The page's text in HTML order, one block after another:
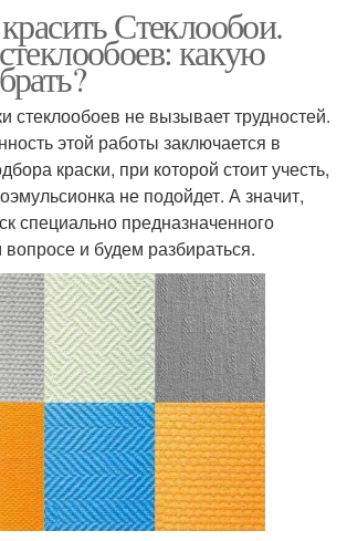
Стеклообои.
какую
стеклообоев не вызывает трудностей.
этой работы заключается в
краски, при которой стоит учесть,
не подойдет. А значит,
специально предназначенного
и будем разбираться.